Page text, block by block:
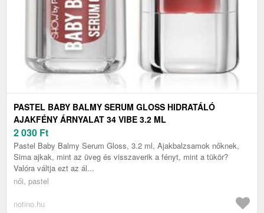
PASTEL BABY BALMY SERUM GLOSS HIDRATÁLÓ
AJAKFÉNY ÁRNYALAT 34 VIBE 3.2 ML
2 030 Ft
Pastel Baby Balmy Serum Gloss, 3.2 ml, Ajakbalzsamok nőknek,
Sima ajkak, mint az üveg és visszaverik a fényt, mint a tükör?
Valóra váltja ezt az ál...
női, pastel
notino.hu